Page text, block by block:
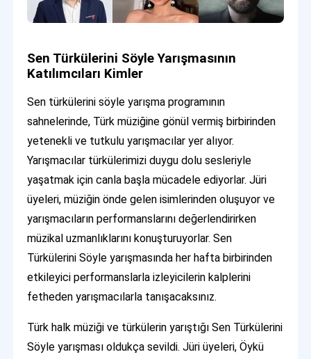
Sen Türkülerini Söyle Yarışmasının
Katılımcıları Kimler
Sen türkülerini söyle yarışma programının
sahnelerinde, Türk müziğine gönül vermiş birbirinden
yetenekli ve tutkulu yarışmacılar yer alıyor.
Yarışmacılar türkülerimizi duygu dolu sesleriyle
yaşatmak için canla başla mücadele ediyorlar. Jüri
üyeleri, müziğin önde gelen isimlerinden oluşuyor ve
yarışmacıların performanslarını değerlendirirken
müzikal uzmanlıklarını konuşturuyorlar. Sen
Türkülerini Söyle yarışmasında her hafta birbirinden
etkileyici performanslarla izleyicilerin kalplerini
fetheden yarışmacılarla tanışacaksınız.
Türk halk müziği ve türkülerin yarıştığı Sen Türkülerini
Söyle yarışması oldukça sevildi. Jüri üyeleri, Öykü